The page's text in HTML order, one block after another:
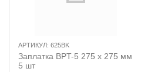
АРТИКУЛ: 625BK
Заплатка BPT-5 275 х 275 мм
5 шт